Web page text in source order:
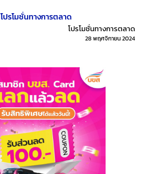
โปรโมชั่นทางการตลาด
โปรโมชั่นทางการตลาด
28 พฤศจิกายน 2024